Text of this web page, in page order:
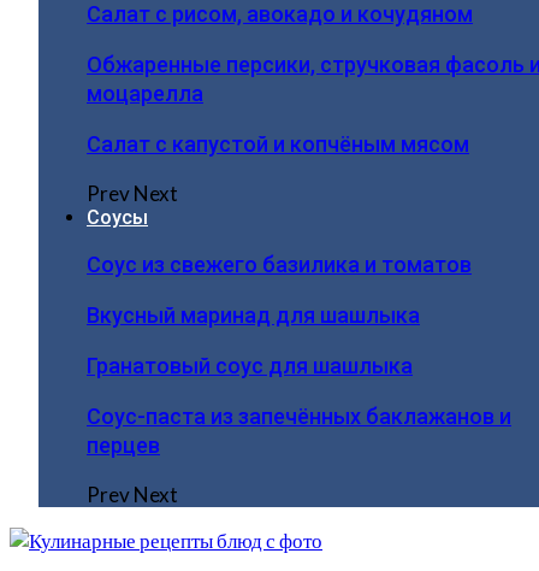
Салат с рисом, авокадо и кочудяном
Обжаренные персики, стручковая фасоль
моцарелла
Салат с капустой и копчёным мясом
PrevNext
Соусы
Соус из свежего базилика и томатов
Вкусный маринад для шашлыка
Гранатовый соус для шашлыка
Соус-паста из запечённых баклажанов и
перцев
PrevNext